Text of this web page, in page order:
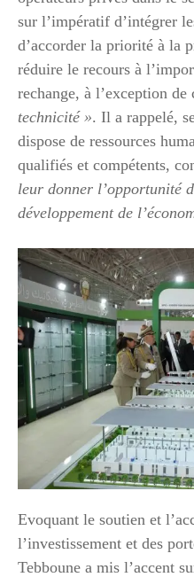
sur l’impératif d’intégrer
d’accorder la priorité à la
réduire le recours à
rechange, à l’exception de
technicité ». Il a rappelé,
dispose de ressources
qualifiés et compétents,
leur donner l’opportunité
développement de
Evoquant le soutien et
l’investissement et des
Tebboune a mis l’accent